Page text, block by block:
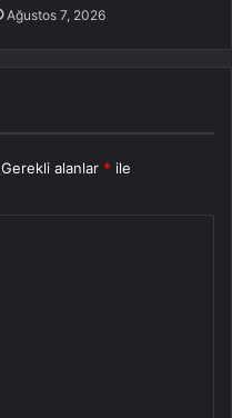
Ağustos 7, 2026
Gerekli alanlar * ile